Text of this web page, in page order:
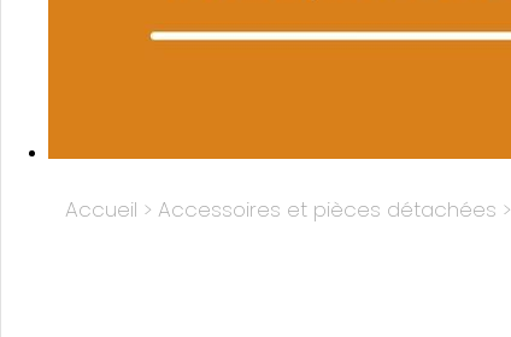
Accueil > Accessoires et pièces détachées >